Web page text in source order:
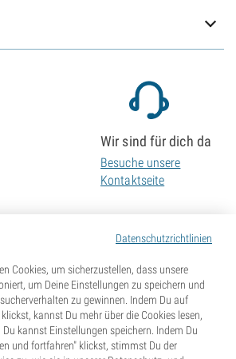
Datenschutzrichtlinien
Cookies, um sicherzustellen, dass unsere
um Deine Einstellungen zu speichern und
zu gewinnen. Indem Du auf
kannst Du mehr über die Cookies lesen,
kannst Einstellungen speichern. Indem Du
und fortfahren" klickst, stimmst Du der
Wir sind für dich da
Besuche unsere
Kontaktseite